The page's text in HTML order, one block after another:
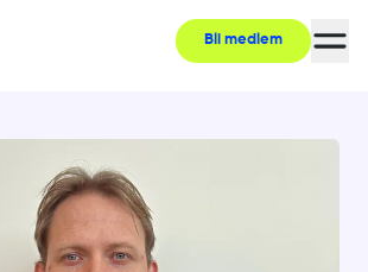
Bli medlem